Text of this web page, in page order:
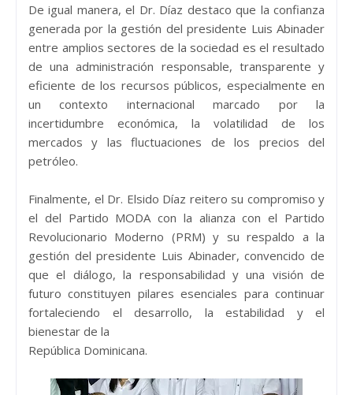
De igual manera, el Dr. Díaz destaco que la confianza
generada por la gestión del presidente Luis Abinader
entre amplios sectores de la sociedad es el resultado
de una administración responsable, transparente y
eficiente de los recursos públicos, especialmente en
un contexto internacional marcado por la
incertidumbre económica, la volatilidad de los
mercados y las fluctuaciones de los precios del
petróleo.
Finalmente, el Dr. Elsido Díaz reitero su compromiso y
el del Partido MODA con la alianza con el Partido
Revolucionario Moderno (PRM) y su respaldo a la
gestión del presidente Luis Abinader, convencido de
que el diálogo, la responsabilidad y una visión de
futuro constituyen pilares esenciales para continuar
fortaleciendo el desarrollo, la estabilidad y el
bienestar de la
República Dominicana.